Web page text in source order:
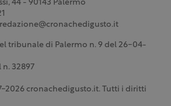
44 - 90143 Palermo
redazione@cronachedigusto.it
tribunale di Palermo n. 9 del 26-04-
n. 32897
2026 cronachedigusto.it. Tutti i diritti